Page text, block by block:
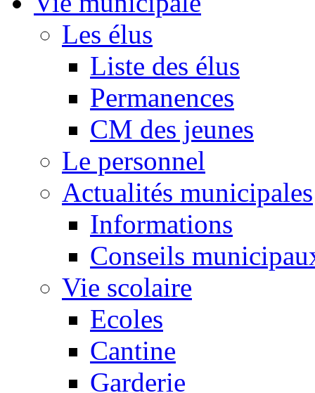
Les élus
Liste des élus
Permanences
CM des jeunes
Le personnel
Actualités municipales
Informations
Conseils
Vie scolaire
Ecoles
Cantine
Garderie